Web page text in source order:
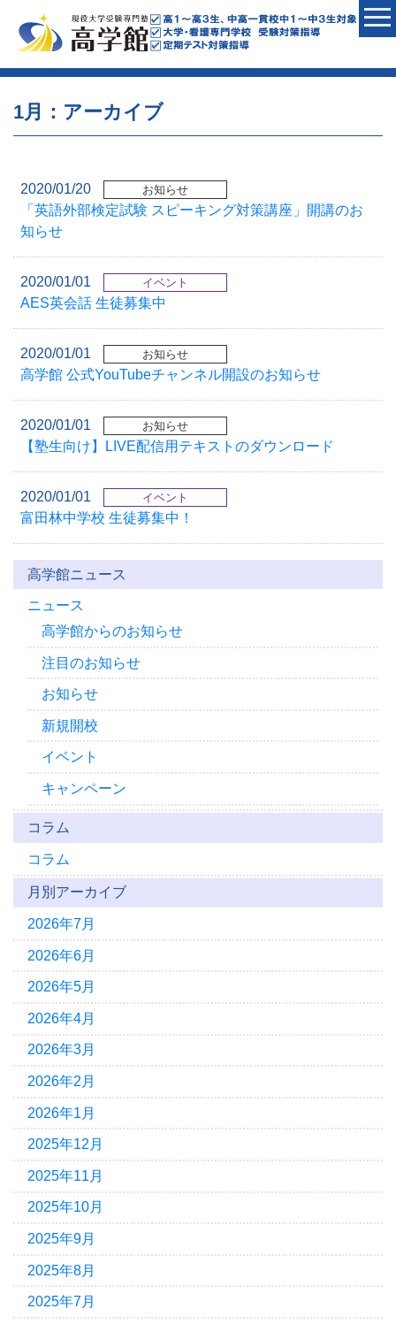
1月：アーカイブ
2020/01/20 お知らせ
「英語外部検定試験 スピーキング対策講座」開講のお
知らせ
2020/01/01 イベント
AES英会話 生徒募集中
2020/01/01 お知らせ
高学館 公式YouTubeチャンネル開設のお知らせ
2020/01/01 お知らせ
【塾生向け】LIVE配信用テキストのダウンロード
2020/01/01 イベント
富田林中学校 生徒募集中！
高学館ニュース
ニュース
高学館からのお知らせ
注目のお知らせ
お知らせ
新規開校
イベント
キャンペーン
コラム
コラム
月別アーカイブ
2026年7月
2026年6月
2026年5月
2026年4月
2026年3月
2026年2月
2026年1月
2025年12月
2025年11月
2025年10月
2025年9月
2025年8月
2025年7月